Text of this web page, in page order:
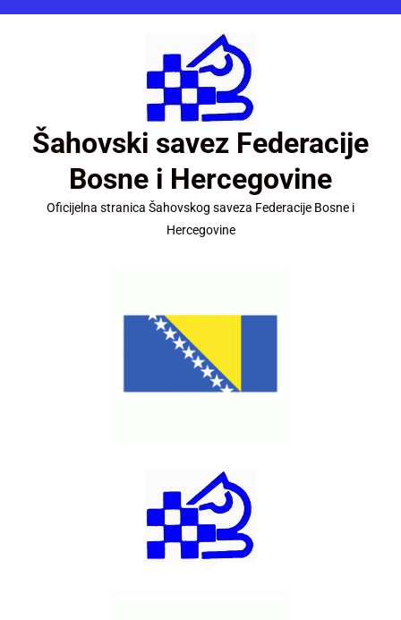
Šahovski savez Federacije
Bosne i Hercegovine
Oficijelna stranica Šahovskog saveza Federacije Bosne i
Hercegovine